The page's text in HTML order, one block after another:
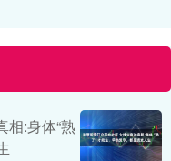
相:身体“熟